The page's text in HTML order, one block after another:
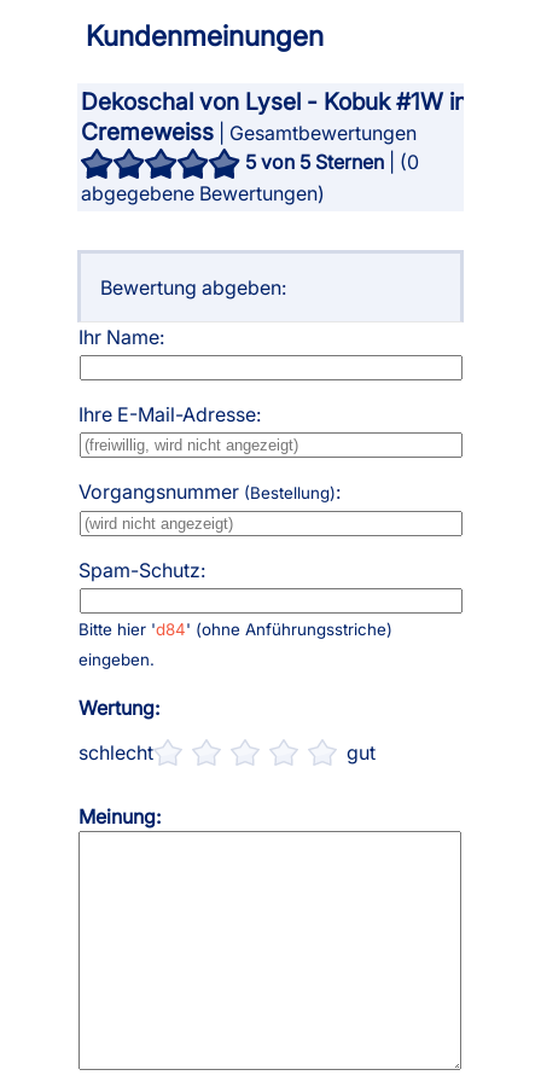
Kundenmeinungen
Dekoschal von Lysel - Kobuk #1W in
Cremeweiss | Gesamtbewertungen
5von 5 Sternen | (0
abgegebene Bewertungen)
Bewertung abgeben:
Wertung:
schlecht
gut
Meinung:
Ihr Name:
Ihre E-Mail-Adresse:
Vorgangsnummer (Bestellung):
Spam-Schutz:
Bitte hier 'd84' (ohne Anführungsstriche)
eingeben.